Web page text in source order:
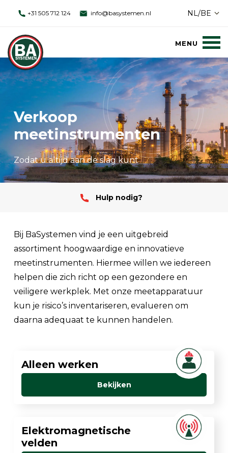
+31 505 712 124 info@basystemen.nl NL/BE
Verkoop
meetinstrumenten
Zodat u altijd aan de slag kunt
Hulp nodig?
Bij BaSystemen vind je een uitgebreid
assortiment hoogwaardige en innovatieve
meetinstrumenten. Hiermee willen we iedereen
helpen die zich richt op een gezondere en
veiligere werkplek. Met onze meetapparatuur
kun je risico’s inventariseren, evalueren om
daarna adequaat te kunnen handelen.
Alleen werken
Bekijken
Elektromagnetische
velden